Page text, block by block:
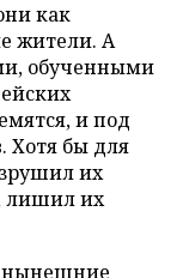
как
жители. А
обученными
и под
Хотя бы для
их
лишил их
нынешние